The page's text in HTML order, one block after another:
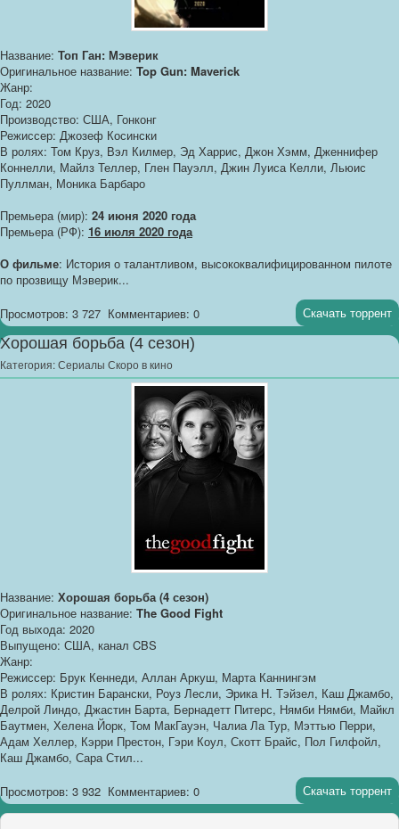
Название: Топ Ган: Мэверик
Оригинальное название: Top Gun: Maverick
Жанр:
Год: 2020
Производство: США, Гонконг
Режиссер: Джозеф Косински
В ролях: Том Круз, Вэл Килмер, Эд Харрис, Джон Хэмм, Дженнифер
Коннелли, Майлз Теллер, Глен Пауэлл, Джин Луиса Келли, Льюис
Пуллман, Моника Барбаро
Премьера (мир): 24 июня 2020 года
Премьера (РФ): 16 июля 2020 года
О фильме: История о талантливом, высококвалифицированном пилоте
по прозвищу Мэверик...
Просмотров: 3 727 Комментариев: 0 Скачать торрент
Хорошая борьба (4 сезон)
Категория:Сериалы Скоро в кино
Название: Хорошая борьба (4 сезон)
Оригинальное название: The Good Fight
Год выхода: 2020
Выпущено: США, канал CBS
Жанр:
Режиссер: Брук Кеннеди, Аллан Аркуш, Марта Каннингэм
В ролях: Кристин Барански, Роуз Лесли, Эрика Н. Тэйзел, Каш Джамбо,
Делрой Линдо, Джастин Барта, Бернадетт Питерс, Нямби Нямби, Майкл
Баутмен, Хелена Йорк, Том МакГауэн, Чалиа Ла Тур, Мэттью Перри,
Адам Хеллер, Кэрри Престон, Гэри Коул, Скотт Брайс, Пол Гилфойл,
Каш Джамбо, Сара Стил...
Просмотров: 3 932 Комментариев: 0 Скачать торрент